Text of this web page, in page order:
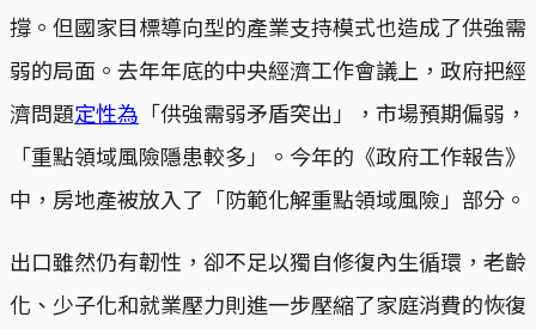
撐。但國家目標導向型的產業支持模式也造成了供強需
弱的局面。去年年底的中央經濟工作會議上，政府把經
濟問題定性為 「供強需弱矛盾突出」，市場預期偏弱，
「重點領域風險隱患較多」。今年的《政府工作報告》
中，房地產被放入了「防範化解重點領域風險」部分。
出口雖然仍有韌性，卻不足以獨自修復內生循環，老齡
化、少子化和就業壓力則進一步壓縮了家庭消費的恢復